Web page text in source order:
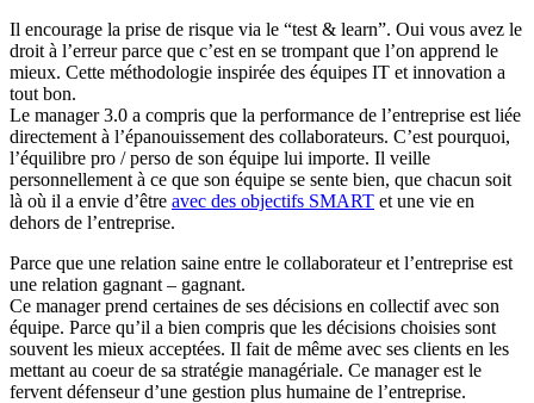
Il encourage la prise de risque via le “test & learn”. Oui vous avez le
droit à l’erreur parce que c’est en se trompant que l’on apprend le
mieux. Cette méthodologie inspirée des équipes IT et innovation a
tout bon.
Le manager 3.0 a compris que la performance de l’entreprise est liée
directement à l’épanouissement des collaborateurs. C’est pourquoi,
l’équilibre pro / perso de son équipe lui importe. Il veille
personnellement à ce que son équipe se sente bien, que chacun soit
là où il a envie d’être avec des objectifs SMART et une vie en
dehors de l’entreprise.
Parce que une relation saine entre le collaborateur et l’entreprise est
une relation gagnant – gagnant.
Ce manager prend certaines de ses décisions en collectif avec son
équipe. Parce qu’il a bien compris que les décisions choisies sont
souvent les mieux acceptées. Il fait de même avec ses clients en les
mettant au coeur de sa stratégie managériale. Ce manager est le
fervent défenseur d’une gestion plus humaine de l’entreprise.